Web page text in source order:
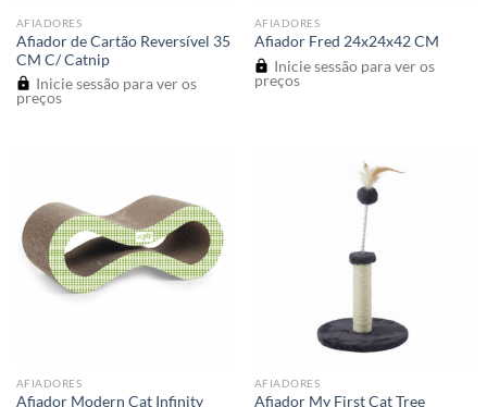
AFIADORES
Afiador de Cartão Reversível 35
CM C/ Catnip
Inicie sessão para ver os
preços
AFIADORES
Afiador Fred 24x24x42 CM
Inicie sessão para ver os
preços
AFIADORES
Afiador Modern Cat Infinity
AFIADORES
Afiador My First Cat Tree